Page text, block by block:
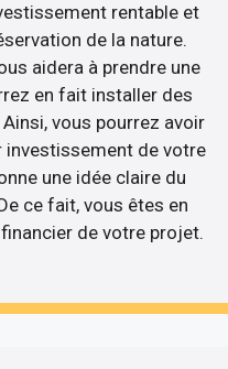
rentable et
de la nature.
aidera à prendre une
en fait installer des
vous pourrez avoir
investissement de votre
une idée claire du
ce fait, vous êtes en
de votre projet.